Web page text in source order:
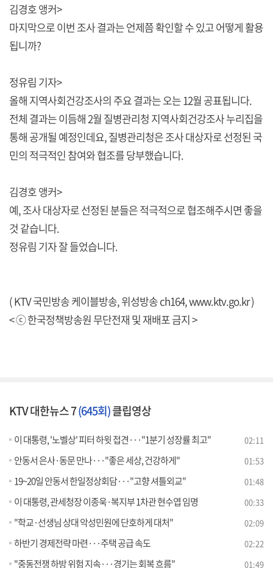
김경호 앵커>
마지막으로 이번 조사 결과는 언제쯤 확인할 수 있고 어떻게 활용
됩니까?
정유림 기자>
올해 지역사회건강조사의 주요 결과는 오는 12월 공표됩니다.
전체 결과는 이듬해 2월 질병관리청 지역사회건강조사 누리집을
통해 공개될 예정인데요, 질병관리청은 조사 대상자로 선정된 국
민의 적극적인 참여와 협조를 당부했습니다.
김경호 앵커>
예, 조사 대상자로 선정된 분들은 적극적으로 협조해주시면 좋을
것 같습니다.
정유림 기자 잘 들었습니다.
( KTV 국민방송 케이블방송, 위성방송 ch164,www.ktv.go.kr)
< ⓒ 한국정책방송원 무단전재 및 재배포 금지 >
KTV 대한뉴스 7(645회)클립영상
이 대통령, '노벨상' 피터 하윗 접견···"1분기 성장률 최고" 02:11
안동서 은사·동문 만나···"좋은 세상, 건강하게" 01:53
19~20일 안동서 한일정상회담···"고향 셔틀외교" 01:48
이 대통령, 관세청장 이종욱·복지부 1차관 현수엽 임명 00:33
"학교·선생님 상대 악성민원에 단호하게 대처" 02:09
하반기 경제전략 마련···주택 공급 속도 02:22
"중동전쟁 하방 위험 지속···경기는 회복 흐름" 01:49